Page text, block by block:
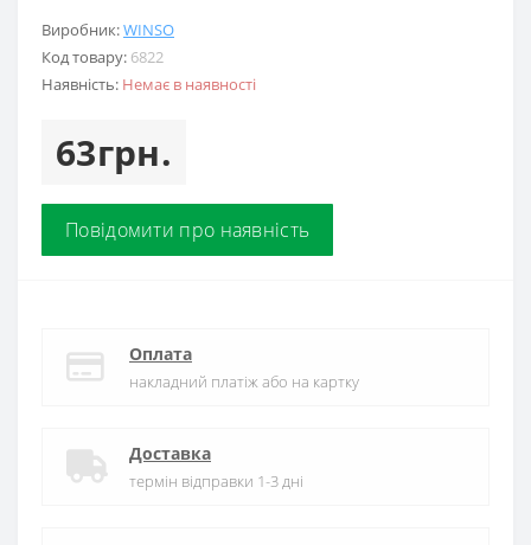
Виробник:WINSO
Код товару: 6822
Наявність: Немає в наявності
63грн.
Повідомити про наявність
Оплата
накладний платіж або на картку
Доставка
термін відправки 1-3 дні